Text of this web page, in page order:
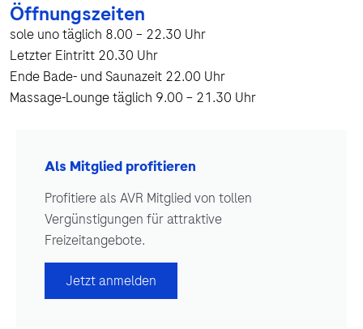
Öffnungszeiten
sole uno täglich 8.00 – 22.30 Uhr
Letzter Eintritt 20.30 Uhr
Ende Bade- und Saunazeit 22.00 Uhr
Massage-Lounge täglich 9.00 – 21.30 Uhr
Als Mitglied profitieren
Profitiere als AVR Mitglied von tollen
Vergünstigungen für attraktive
Freizeitangebote.
Jetzt anmelden